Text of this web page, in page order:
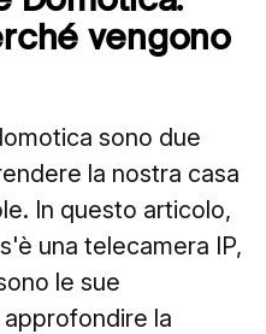
vengono
sono due
la nostra casa
In questo articolo,
una telecamera IP,
le sue
la